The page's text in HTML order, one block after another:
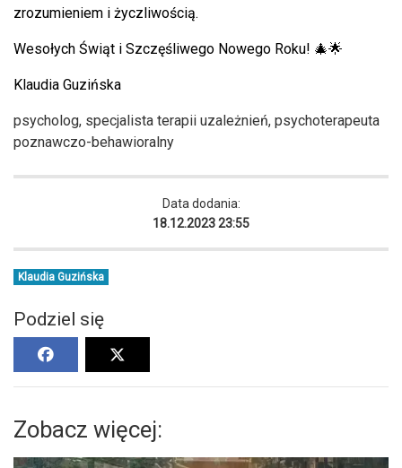
zrozumieniem i życzliwością.
Wesołych Świąt i Szczęśliwego Nowego Roku! 🎄🌟
Klaudia Guzińska
psycholog, specjalista terapii uzależnień, psychoterapeuta
poznawczo-behawioralny
Data dodania:
18.12.2023 23:55
Klaudia Guzińska
Podziel się
Zobacz więcej: